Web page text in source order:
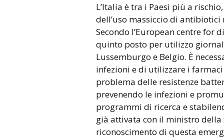
L’Italia è tra i Paesi più a
dell’uso massiccio di
Secondo l’European centre for
quinto posto per utilizzo
Lussemburgo e Belgio. È
infezioni e di utilizzare i
problema delle resistenze
prevenendo le infezioni e
programmi di ricerca e
già attivata con il ministro della
riconoscimento di questa